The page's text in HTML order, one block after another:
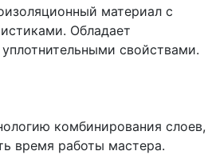
материал с
Обладает
свойствами.
комбинирования слоев,
время работы мастера.